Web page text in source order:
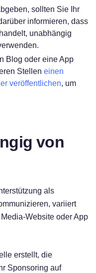
sollten Sie Ihr
informieren, dass
unabhängig
Blog oder eine App
Stellen einen
veröffentlichen, um
von
als
variiert
Website oder App
erstellt, die
Sponsoring auf